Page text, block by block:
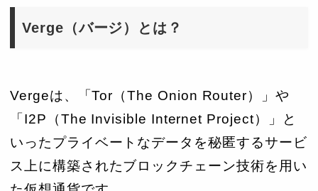
Verge（バージ）とは？
Vergeは、「Tor（The Onion Router）」や
「I2P（The Invisible Internet Project）」と
いったプライベートなデータを秘匿するサービ
ス上に構築されたブロックチェーン技術を用い